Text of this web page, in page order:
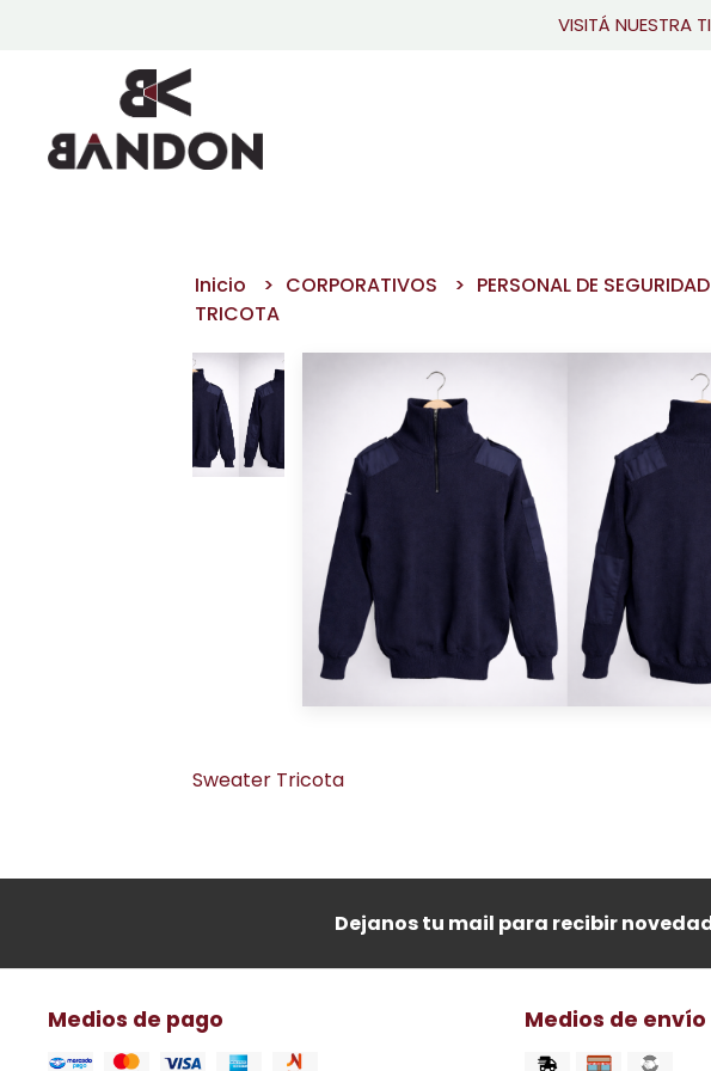
VISITÁ NUESTRA
Inicio CORPORATIVOS
PERSONAL DE SEGURIDAD
TRICOTA
Sweater Tricota
Dejanos tu mail para recibir
Medios de pago Medios de envío